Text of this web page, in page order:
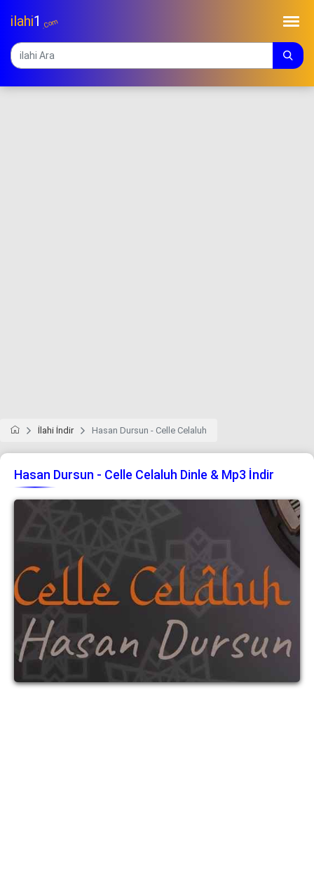
ilahi1 .Com
İlahi İndir Hasan Dursun - Celle Celaluh
Hasan Dursun - Celle Celaluh Dinle & Mp3 İndir